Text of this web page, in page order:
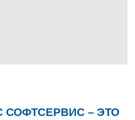
СОФТСЕРВИС – ЭТО